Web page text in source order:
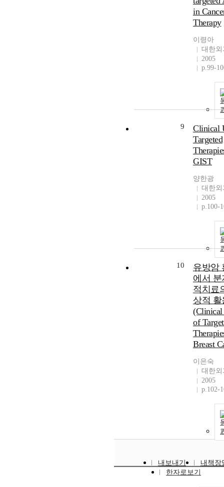
in
Therapy
이령아
대한
2005
p.99-
9
Clinical
Targeted
GIST
양한광
대한
2005
p.100-
10
유방암
에서 분
적치료
상적 활
(Clinical
of
Breast
이은숙
대한
2005
p.102-
내보내기
내책장
한자로보기